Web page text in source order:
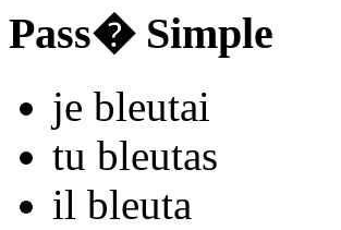
Pass� Simple
je bleutai
tu bleutas
il bleuta